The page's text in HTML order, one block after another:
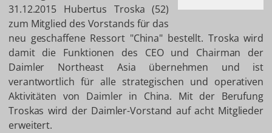
31.12.2015 Hubertus Troska (52)
zum Mitglied des Vorstands für das
neu geschaffene Ressort "China" bestellt. Troska wird
damit die Funktionen des CEO und Chairman der
Daimler Northeast Asia übernehmen und ist
verantwortlich für alle strategischen und operativen
Aktivitäten von Daimler in China. Mit der Berufung
Troskas wird der Daimler-Vorstand auf acht Mitglieder
erweitert.